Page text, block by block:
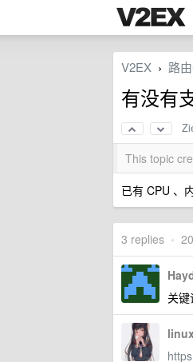
V2EX › 路
有没有
This topic
已有 CPU 、
3 replies •
关